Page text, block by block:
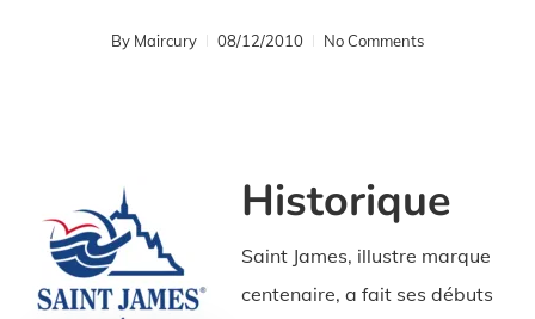
By Maircury 08/12/2010 No Comments
Historique
Saint James, illustre marque
centenaire, a fait ses débuts